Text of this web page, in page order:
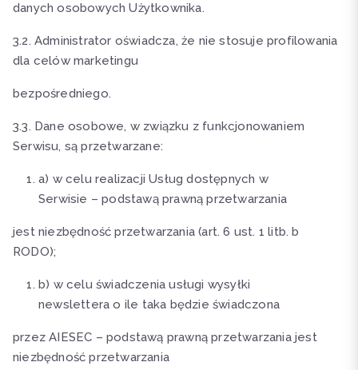
danych osobowych Użytkownika.
3.2. Administrator oświadcza, że nie stosuje profilowania
dla celów marketingu
bezpośredniego.
3.3. Dane osobowe, w związku z funkcjonowaniem
Serwisu, są przetwarzane:
a) w celu realizacji Usług dostępnych w
Serwisie – podstawą prawną przetwarzania
jest niezbędność przetwarzania (art. 6 ust. 1 litb. b
RODO);
b) w celu świadczenia usługi wysyłki
newslettera o ile taka będzie świadczona
przez AIESEC – podstawą prawną przetwarzania jest
niezbędność przetwarzania